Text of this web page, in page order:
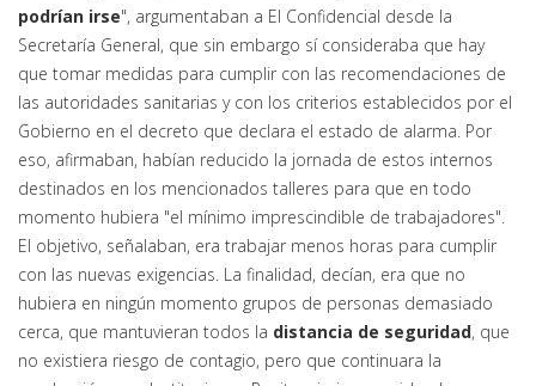
podrían irse", argumentaban a El Confidencial desde la
Secretaría General, que sin embargo sí consideraba que hay
que tomar medidas para cumplir con las recomendaciones de
las autoridades sanitarias y con los criterios establecidos por el
Gobierno en el decreto que declara el estado de alarma. Por
eso, afirmaban, habían reducido la jornada de estos internos
destinados en los mencionados talleres para que en todo
momento hubiera "el mínimo imprescindible de trabajadores".
El objetivo, señalaban, era trabajar menos horas para cumplir
con las nuevas exigencias. La finalidad, decían, era que no
hubiera en ningún momento grupos de personas demasiado
cerca, que mantuvieran todos la distancia de seguridad, que
no existiera riesgo de contagio, pero que continuara la